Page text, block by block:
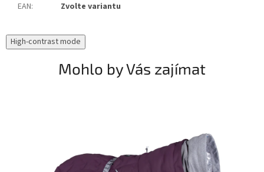
EAN: Zvolte variantu
High-contrast mode
Mohlo by Vás zajímat